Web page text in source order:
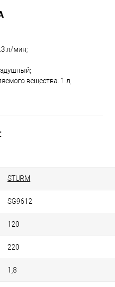
л/мин;
вещества: 1 л;
STURM
SG9612
120
220
1,8